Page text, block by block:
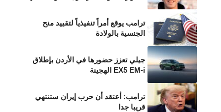
ترامب يوقع أمراً تنفيذياً لتقييد منح
الجنسية بالولادة
جيلي تعزز حضورها في الأردن بإطلاق
EX5 EM-i الهجينة
ترامب: أعتقد أن حرب إيران ستنتهي
قريبا جدا